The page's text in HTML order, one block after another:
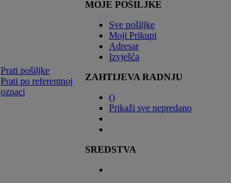
Prati pošiljke
Prati po referentnoj
oznaci
MOJE POŠILJKE
Sve pošiljke
Moji Prikupi
Adresar
Izvješća
ZAHTIJEVA RADNJU
()
Prikaži sve nepredano
SREDSTVA